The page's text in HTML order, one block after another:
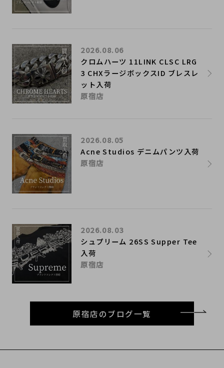
クロムハーツ 11LINK CLSC LRG
3 CHXラージボックスID ブレスレ
ット入荷
2026.08.06
原宿店
Acne Studios デニムパンツ入荷
2026.08.05
原宿店
シュプリーム 26SS Supper Tee
入荷
2026.08.03
原宿店
原宿店のブログ一覧